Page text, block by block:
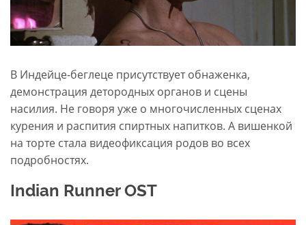
В Индейце-беглеце присутствует обнаженка,
демонстрация детородных органов и сцены
насилия. Не говоря уже о многочисленных сценах
курения и распития спиртных напитков. А вишенкой
на торте стала видеофиксация родов во всех
подробностях.
Indian Runner OST